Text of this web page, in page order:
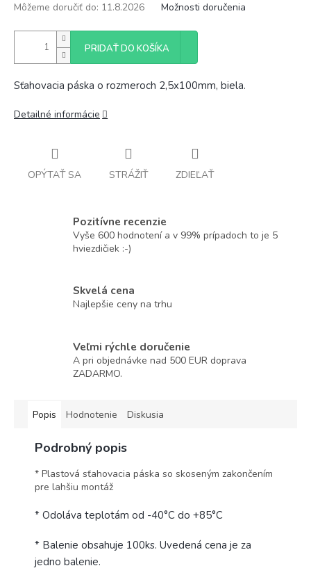
Môžeme doručiť do: 11.8.2026 Možnosti doručenia
PRIDAŤ DO KOŠÍKA
Sťahovacia páska o rozmeroch 2,5x100mm, biela.
Detailné informácie
OPÝTAŤ SA STRÁŽIŤ ZDIEĽAŤ
Pozitívne recenzie
Vyše 600 hodnotení a v 99% prípadoch to je 5
hviezdičiek :-)
Skvelá cena
Najlepšie ceny na trhu
Veľmi rýchle doručenie
A pri objednávke nad 500 EUR doprava
ZADARMO.
Popis Hodnotenie Diskusia
Podrobný popis
* Plastová sťahovacia páska so skoseným zakončením
pre lahšiu montáž
* Odoláva teplotám od -40°C do +85°C
* Balenie obsahuje 100ks. Uvedená cena je za
jedno balenie.